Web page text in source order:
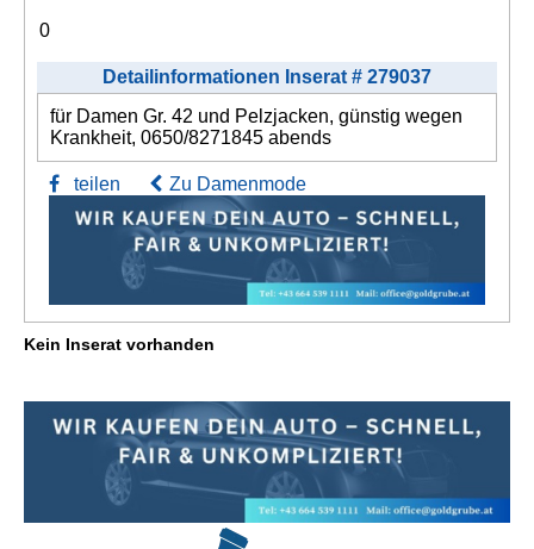
0
Detailinformationen Inserat # 279037
für Damen Gr. 42 und Pelzjacken, günstig wegen
Krankheit, 0650/8271845 abends
teilen Zu Damenmode
Kein Inserat vorhanden